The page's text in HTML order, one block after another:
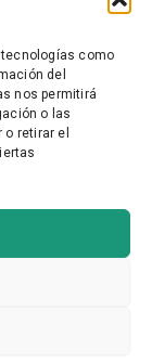
como
del
nos permitirá
o las
retirar el